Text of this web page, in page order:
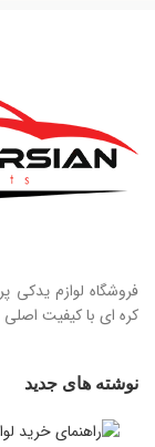
فروشگاه لوازم یدکی
کره ای با کیفیت
نوشته های جدید